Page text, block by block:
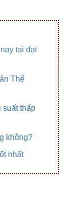
tại đại
Thể
suất thấp
không?
nhất